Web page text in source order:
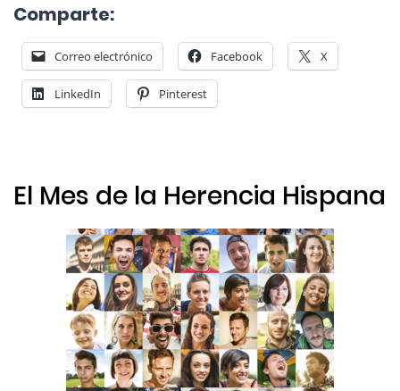
Comparte:
Correo electrónico Facebook X
LinkedIn Pinterest
El Mes de la Herencia Hispana